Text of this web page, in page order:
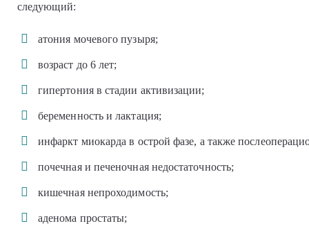
следующий:
атония мочевого пузыря;
возраст до 6 лет;
гипертония в стадии активизации;
беременность и лактация;
инфаркт миокарда в острой фазе, а также
почечная и печеночная недостаточность;
кишечная непроходимость;
аденома простаты;